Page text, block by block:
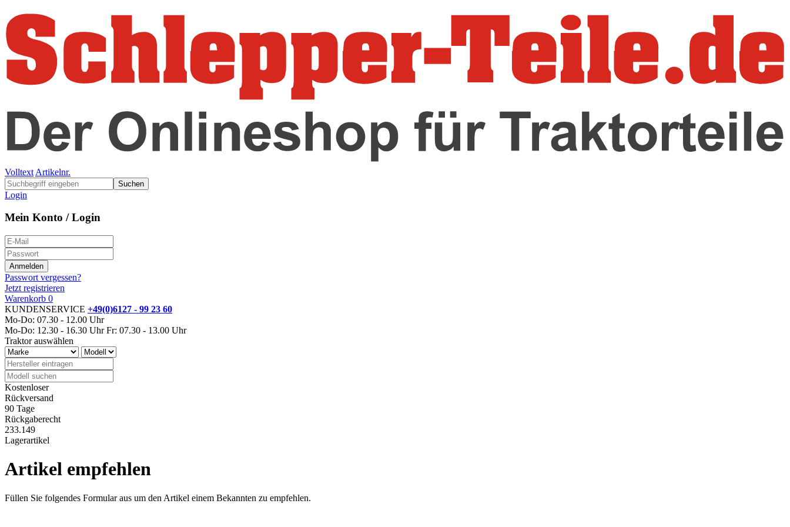
Volltext Artikelnr.
Suchen
Login
Mein Konto / Login
Passwort vergessen?
Jetzt registrieren
Warenkorb 0
KUNDENSERVICE +49(0)6127 - 99 23 60
Mo-Do: 07.30 - 12.00 Uhr
Mo-Do: 12.30 - 16.30 Uhr Fr: 07.30 - 13.00 Uhr
Traktor auswählen
Kostenloser
Rückversand
90 Tage
Rückgaberecht
233.149
Lagerartikel
Artikel empfehlen
Füllen Sie folgendes Formular aus um den Artikel einem Bekannten zu empfehlen.